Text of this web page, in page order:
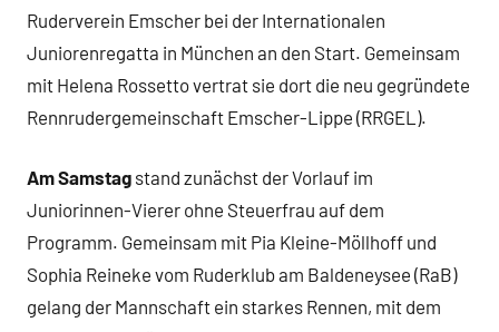
Ruderverein Emscher bei der Internationalen
Juniorenregatta in München an den Start. Gemeinsam
mit Helena Rossetto vertrat sie dort die neu gegründete
Rennrudergemeinschaft Emscher-Lippe (RRGEL).
Am Samstag stand zunächst der Vorlauf im
Juniorinnen-Vierer ohne Steuerfrau auf dem
Programm. Gemeinsam mit Pia Kleine-Möllhoff und
Sophia Reineke vom Ruderklub am Baldeneysee (RaB)
gelang der Mannschaft ein starkes Rennen, mit dem